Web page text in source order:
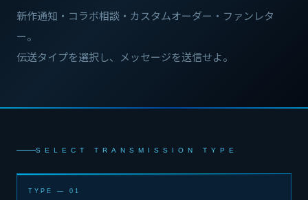
新作通知・コラボ相談・カスタムオーダー・ファンレタ
ー。
伝送タイプを選択し、メッセージを送信せよ。
SELECT TRANSMISSION TYPE
TYPE — 01